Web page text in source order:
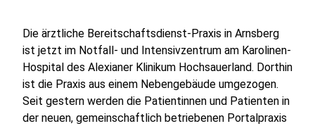
Die ärztliche Bereitschaftsdienst-Praxis in Arnsberg
ist jetzt im Notfall- und Intensivzentrum am Karolinen-
Hospital des Alexianer Klinikum Hochsauerland. Dorthin
ist die Praxis aus einem Nebengebäude umgezogen.
Seit gestern werden die Patientinnen und Patienten in
der neuen, gemeinschaftlich betriebenen Portalpraxis